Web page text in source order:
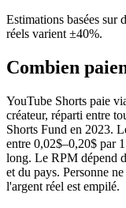
Estimations basées sur
réels varient ±40%.
Combien
YouTube Shorts paie
créateur, réparti entre
Shorts Fund en 2023.
entre 0,02$–0,20$ par
long. Le RPM dépend
et du pays. Personne
l'argent réel est empilé.